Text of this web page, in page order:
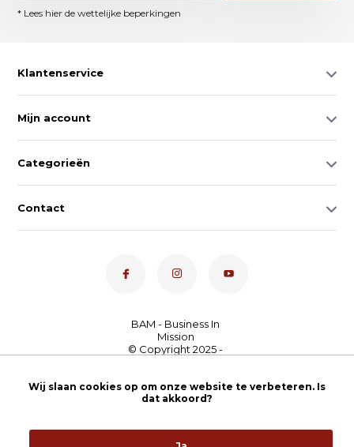
* Lees hier de wettelijke beperkingen
Klantenservice
Mijn account
Categorieën
Contact
Nederland4,7- bekijk
onze 100+ reviews
Wij slaan cookies op om onze website te verbeteren. Is
dat akkoord?